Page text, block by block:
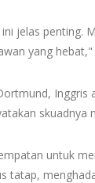
jelas penting.
yang
untuk
tatap,